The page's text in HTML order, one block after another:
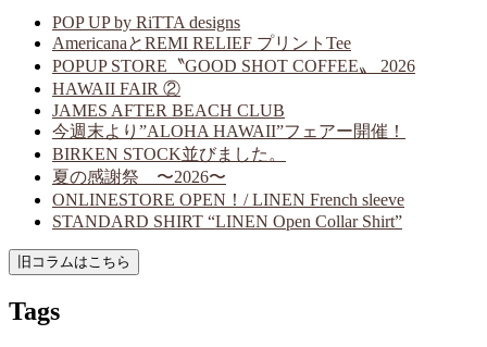
POP UP by RiTTA designs
AmericanaとREMI RELIEF プリントTee
POPUP STORE〝GOOD SHOT COFFEE〟 2026
HAWAII FAIR ②
JAMES AFTER BEACH CLUB
今週末より”ALOHA HAWAII”フェアー開催！
BIRKEN STOCK並びました。
夏の感謝祭 〜2026〜
ONLINESTORE OPEN！/ LINEN French sleeve
STANDARD SHIRT “LINEN Open Collar Shirt”
Tags